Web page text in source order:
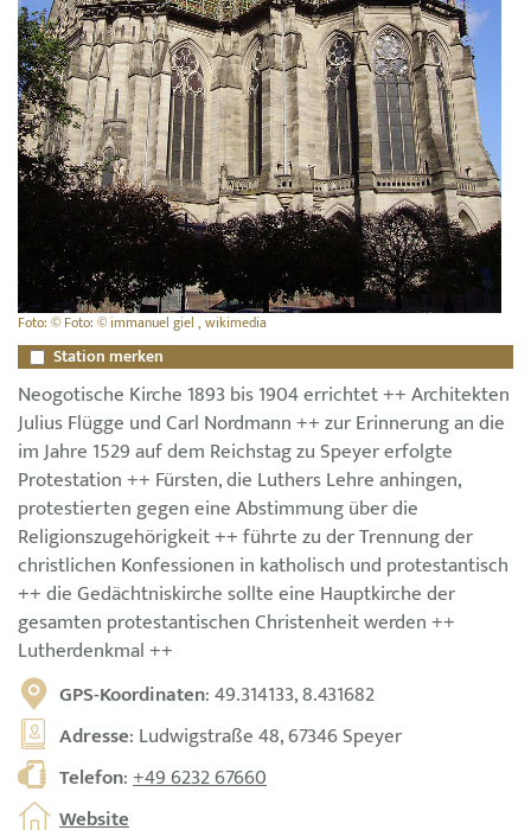
Foto: © Foto: © immanuel giel , wikimedia
Station merken
Neogotische Kirche 1893 bis 1904 errichtet ++ Architekten
Julius Flügge und Carl Nordmann ++ zur Erinnerung an die
im Jahre 1529 auf dem Reichstag zu Speyer erfolgte
Protestation ++ Fürsten, die Luthers Lehre anhingen,
protestierten gegen eine Abstimmung über die
Religionszugehörigkeit ++ führte zu der Trennung der
christlichen Konfessionen in katholisch und protestantisch
++ die Gedächtniskirche sollte eine Hauptkirche der
gesamten protestantischen Christenheit werden ++
Lutherdenkmal ++
GPS-Koordinaten: 49.314133, 8.431682
Adresse: Ludwigstraße 48, 67346 Speyer
Telefon:+49 6232 67660
Website